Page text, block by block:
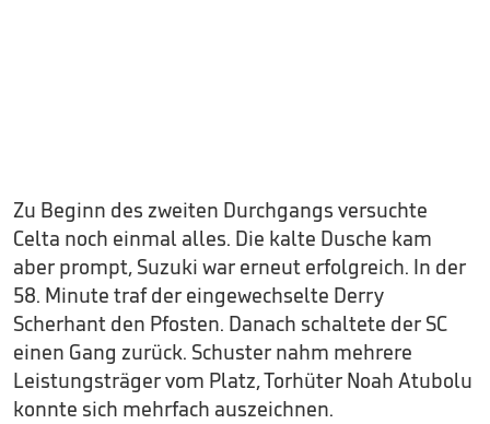
Zu Beginn des zweiten Durchgangs versuchte
Celta noch einmal alles. Die kalte Dusche kam
aber prompt, Suzuki war erneut erfolgreich. In der
58. Minute traf der eingewechselte Derry
Scherhant den Pfosten. Danach schaltete der SC
einen Gang zurück. Schuster nahm mehrere
Leistungsträger vom Platz, Torhüter Noah Atubolu
konnte sich mehrfach auszeichnen.